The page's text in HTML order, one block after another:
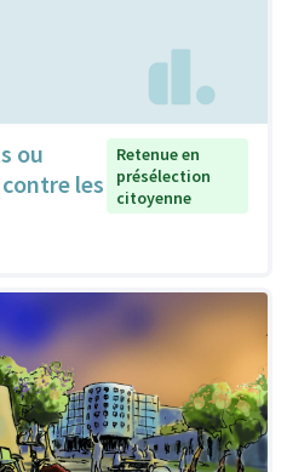
ou
les
Retenue en
présélection
citoyenne